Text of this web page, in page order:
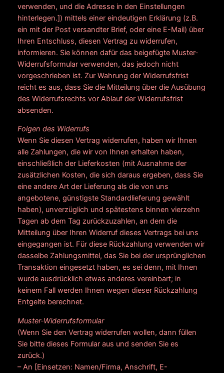
verwenden, und die Adresse in den Einstellungen
hinterlegen.]) mittels einer eindeutigen Erklärung (z.B.
ein mit der Post versandter Brief, oder eine E-Mail) über
Ihren Entschluss, diesen Vertrag zu widerrufen,
informieren. Sie können dafür das beigefügte Muster-
Widerrufsformular verwenden, das jedoch nicht
vorgeschrieben ist. Zur Wahrung der Widerrufsfrist
reicht es aus, dass Sie die Mitteilung über die Ausübung
des Widerrufsrechts vor Ablauf der Widerrufsfrist
absenden.
Folgen des Widerrufs
Wenn Sie diesen Vertrag widerrufen, haben wir Ihnen
alle Zahlungen, die wir von Ihnen erhalten haben,
einschließlich der Lieferkosten (mit Ausnahme der
zusätzlichen Kosten, die sich daraus ergeben, dass Sie
eine andere Art der Lieferung als die von uns
angebotene, günstigste Standardlieferung gewählt
haben), unverzüglich und spätestens binnen vierzehn
Tagen ab dem Tag zurückzuzahlen, an dem die
Mitteilung über Ihren Widerruf dieses Vertrags bei uns
eingegangen ist. Für diese Rückzahlung verwenden wir
dasselbe Zahlungsmittel, das Sie bei der ursprünglichen
Transaktion eingesetzt haben, es sei denn, mit Ihnen
wurde ausdrücklich etwas anderes vereinbart; in
keinem Fall werden Ihnen wegen dieser Rückzahlung
Entgelte berechnet.
Muster-Widerrufsformular
(Wenn Sie den Vertrag widerrufen wollen, dann füllen
Sie bitte dieses Formular aus und senden Sie es
zurück.)
– An [Einsetzen: Namen/Firma, Anschrift, E-